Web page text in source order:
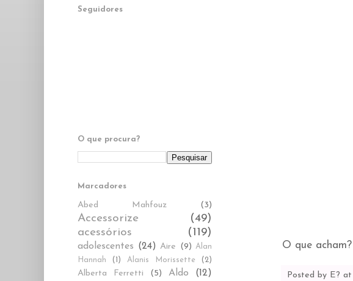
O que acham?
Posted by E? at
Seguidores
O que procura?
Marcadores
Abed Mahfouz (3)
Accessorize
(49)
acessórios
(119)
adolescentes (24) Aire (9) Alan
Hannah
(1) Alanis Morissette (2)
Alberta Ferretti (5) Aldo (12)